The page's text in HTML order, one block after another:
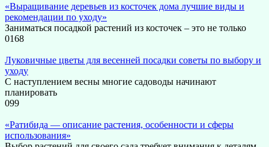
«Выращивание деревьев из косточек дома лучшие виды и
рекомендации по уходу»
Заниматься посадкой растений из косточек – это не только
0168
Луковичные цветы для весенней посадки советы по выбору и
уходу
С наступлением весны многие садоводы начинают
планировать
099
«Ратибида — описание растения, особенности и сферы
использования»